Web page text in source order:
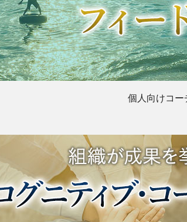
個人向けコー